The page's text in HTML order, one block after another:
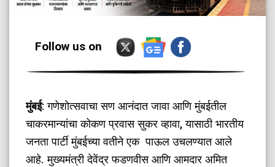
Follow us on
मुंबई: गणेशोत्सवाचा सण आनंदात जावा आणि मुंबईतील
चाकरमान्यांचा कोकण प्रवास सुकर व्हावा, यासाठी भारतीय
जनता पार्टी मुंबईच्या वतीने एक पाऊल उचलण्यात आले
आहे. मुख्यमंत्री देवेंद्र फडणवीस आणि आमदार अमित